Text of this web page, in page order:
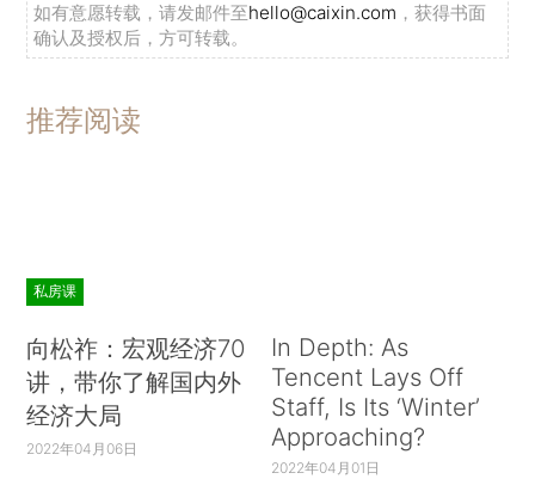
如有意愿转载，请发邮件至hello@caixin.com ，获得书面
确认及授权后，方可转载。
推荐阅读
私房课
向松祚：宏观经济70
讲，带你了解国内外
经济大局
2022年04月06日
In Depth: As
Tencent Lays Off
Staff, Is Its ‘Winter’
Approaching?
2022年04月01日